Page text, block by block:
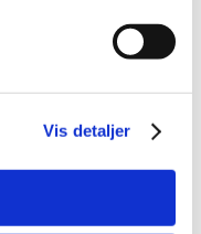
Vis detaljer